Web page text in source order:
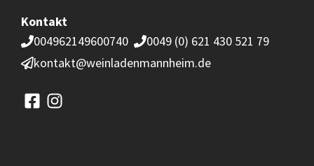
Kontakt
004962149600740
0049 (0) 621 430 521 79
kontakt@weinladenmannheim.de